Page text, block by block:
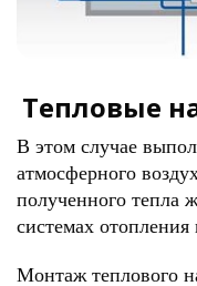
Тепловые
В этом случае
атмосферного
полученного тепла
системах отопления
Монтаж теплового